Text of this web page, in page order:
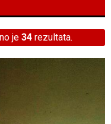
je 34 rezultata.